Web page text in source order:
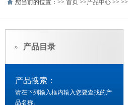
您当前的位置：>> 首页 >>产品中心 >> >>
产品目录
产品搜索：
请在下列输入框内输入您要查找的产
品名称。